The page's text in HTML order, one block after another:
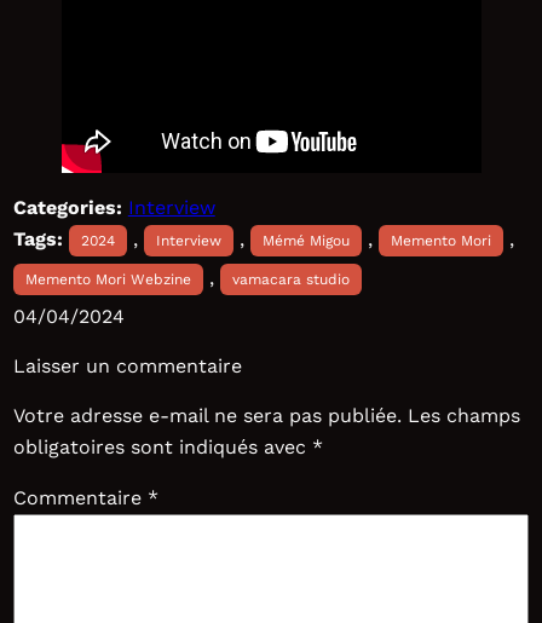
Categories: Interview
Tags:
2024 , Interview , Mémé Migou , Memento Mori ,
Memento Mori Webzine , vamacara studio
04/04/2024
Laisser un commentaire
Votre adresse e-mail ne sera pas publiée. Les champs
obligatoires sont indiqués avec *
Commentaire *